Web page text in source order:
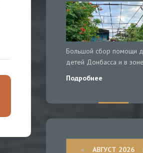
Большой сбор помощи
детей Донбасса и в
Подробнее
« АВГУСТ 2026